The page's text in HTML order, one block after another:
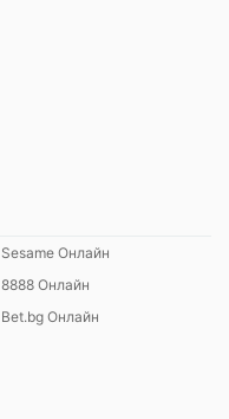
Sesame Онлайн
8888 Онлайн
Bet.bg Онлайн